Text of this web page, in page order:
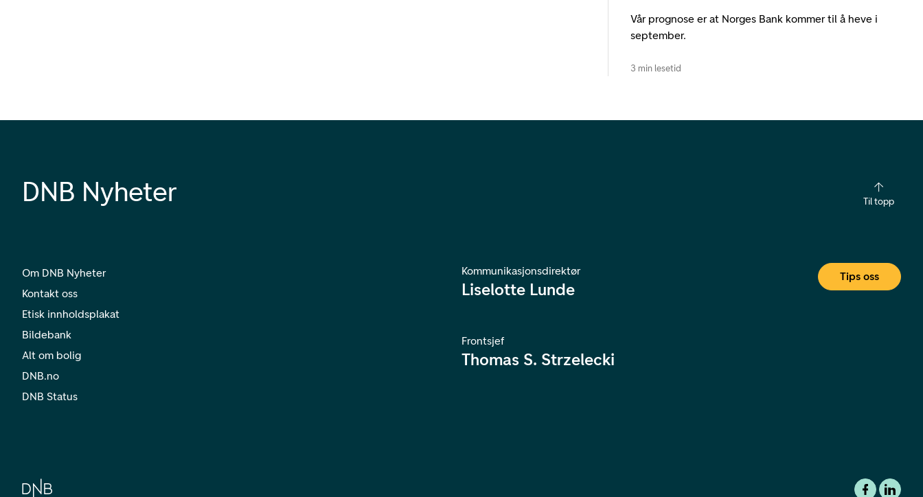
Vår prognose er at Norges Bank kommer til å heve i
september.
3 min lesetid
DNB Nyheter Til topp
Om DNB Nyheter
Kontakt oss
Etisk innholdsplakat
Bildebank
Alt om bolig
DNB.no
DNB Status
Kommunikasjonsdirektør
Liselotte Lunde
Frontsjef
Thomas S. Strzelecki
Tips oss